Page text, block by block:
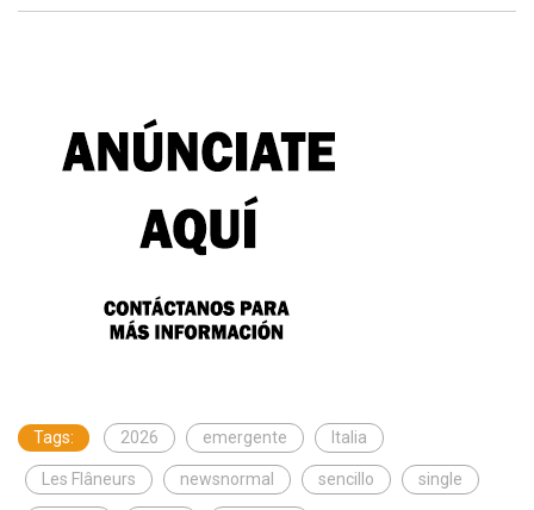
Tags: 2026 emergente Italia
Les Flâneurs newsnormal sencillo single